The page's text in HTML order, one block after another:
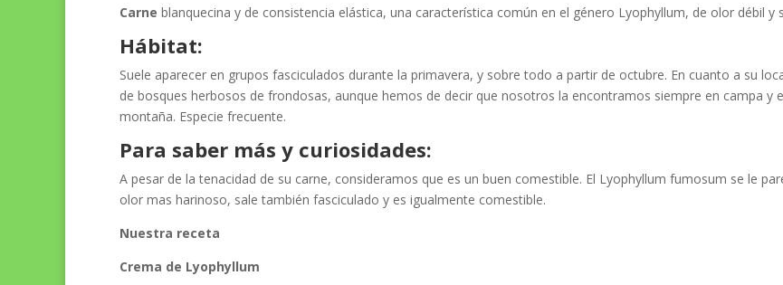
Carne blanquecina y de consistencia elástica, una característica común en el género Lyophyllum, de olor débil y
Hábitat:
Suele aparecer en grupos fasciculados durante la primavera, y sobre todo a partir de octubre. En cuanto a su
de bosques herbosos de frondosas, aunque hemos de decir que nosotros la encontramos siempre en campa y
montaña. Especie frecuente.
Para saber más y curiosidades:
A pesar de la tenacidad de su carne, consideramos que es un buen comestible. El Lyophyllum fumosum se le
olor mas harinoso, sale también fasciculado y es igualmente comestible.
Nuestra receta
Crema de Lyophyllum